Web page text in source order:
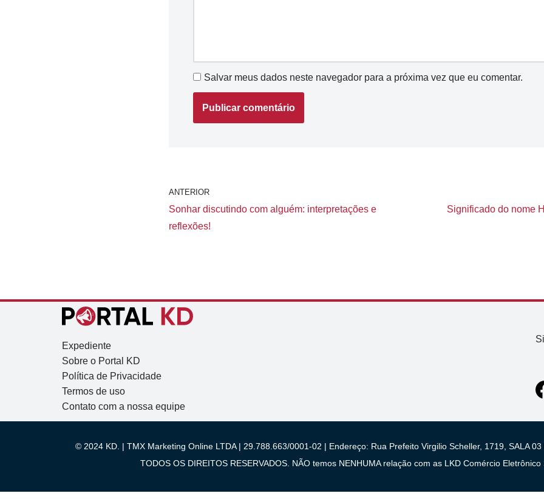
Salvar meus dados neste navegador para a próxima vez que eu comentar.
ANTERIOR
Sonhar discutindo com alguém: interpretações e
reflexões!
Significado do nome
Expediente
Sobre o Portal KD
Política de Privacidade
Termos de uso
Contato com a nossa equipe
© 2024 KD. | TMX Marketing Online LTDA | 29.788.663/0001-02 | Endereço: Rua Prefeito Virgilio Scheller, 1719, SALA
TODOS OS DIREITOS RESERVADOS. NÃO temos NENHUMA relação com as LKD Comércio